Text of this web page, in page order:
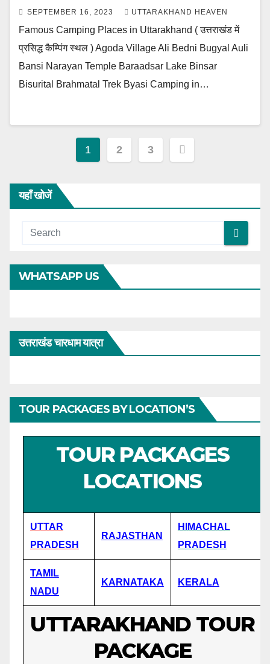
SEPTEMBER 16, 2023 UTTARAKHAND HEAVEN
Famous Camping Places in Uttarakhand ( उत्तराखंड में
प्रसिद्ध कैम्पिंग स्थल ) Agoda Village Ali Bedni Bugyal Auli
Bansi Narayan Temple Baraadsar Lake Binsar
Bisurital Brahmatal Trek Byasi Camping in…
Posts
1 2 3
यहाँ खोजें
WHATSAPP US
उत्तराखंड चारधाम यात्रा
TOUR PACKAGES BY LOCATION’S
TOUR PACKAGES
LOCATIONS
UTTAR
PRADESH
RAJASTHAN
HIMACHAL
PRADESH
TAMIL
NADU
KARNATAKA KERALA
UTTARAKHAND TOUR
PACKAGE